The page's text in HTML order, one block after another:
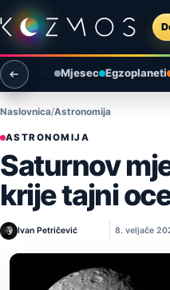
Preskoči na sadržaj
Otvori izbornik
Otvori pretragu
Mjesec Egzoplaneti
Naslovnica Astronomija
ASTRONOMIJA
Saturnov
krije tajni
Ivan Petričević 8. veljače